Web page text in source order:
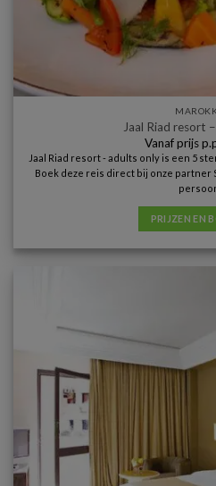
Jaal Riad resort
Vanaf prijs
Jaal Riad resort - adults only is een 5
Boek deze reis direct bij onze partner
PRIJZEN EN